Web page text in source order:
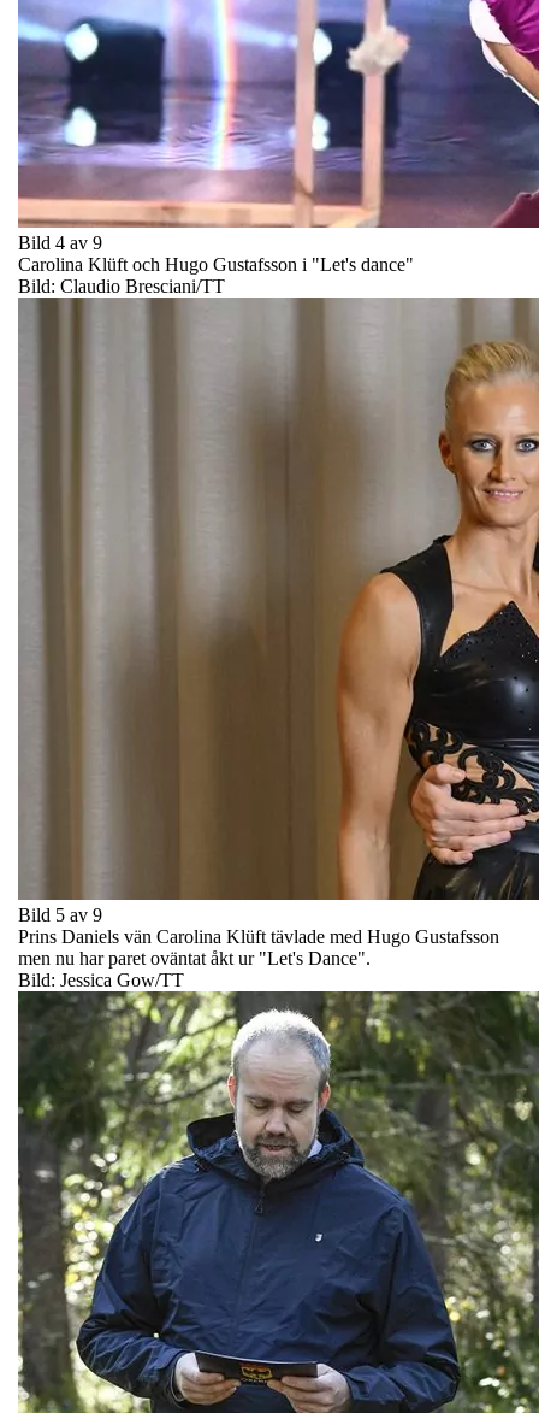
Bild 4 av 9
Carolina Klüft och Hugo Gustafsson i "Let's dance"
Bild: Claudio Bresciani/TT
Bild 5 av 9
Prins Daniels vän Carolina Klüft tävlade med Hugo Gustafsson
men nu har paret oväntat åkt ur "Let's Dance".
Bild: Jessica Gow/TT